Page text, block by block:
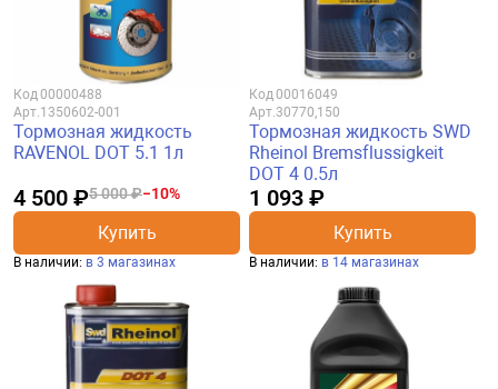
Код00000488
Арт.1350602-001
Тормозная жидкость
RAVENOL DOT 5.1 1л
4 500 ₽5 000 ₽−10%
Купить
В наличии: в 3 магазинах
Код00016049
Арт.30770,150
Тормозная жидкость SWD
Rheinol Bremsflussigkeit
DOT 4 0.5л
1 093 ₽
Купить
В наличии: в 14 магазинах